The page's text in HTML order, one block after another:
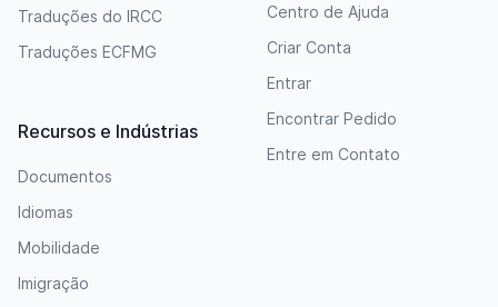
Traduções do IRCC
Traduções ECFMG
Recursos e Indústrias
Documentos
Idiomas
Mobilidade
Imigração
Centro de Ajuda
Criar Conta
Entrar
Encontrar Pedido
Entre em Contato